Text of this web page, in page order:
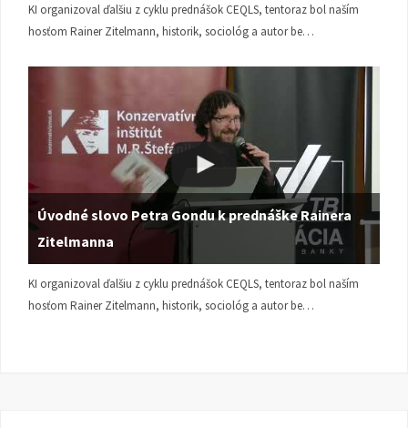
KI organizoval ďalšiu z cyklu prednášok CEQLS, tentoraz bol naším
hosťom Rainer Zitelmann, historik, sociológ a autor be…
Úvodné slovo Petra Gondu k prednáške Rainera
Zitelmanna
KI organizoval ďalšiu z cyklu prednášok CEQLS, tentoraz bol naším
hosťom Rainer Zitelmann, historik, sociológ a autor be…